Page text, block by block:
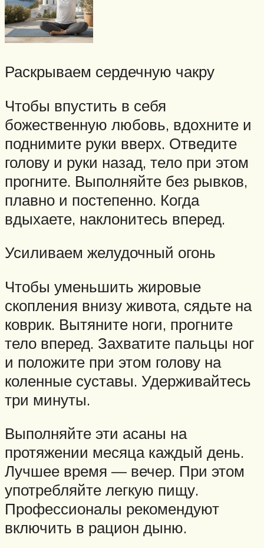
Раскрываем сердечную чакру
Чтобы впустить в себя
божественную любовь, вдохните и
поднимите руки вверх. Отведите
голову и руки назад, тело при этом
прогните. Выполняйте без рывков,
плавно и постепенно. Когда
вдыхаете, наклонитесь вперед.
Усиливаем желудочный огонь
Чтобы уменьшить жировые
скопления внизу живота, сядьте на
коврик. Вытяните ноги, прогните
тело вперед. Захватите пальцы ног
и положите при этом голову на
коленные суставы. Удерживайтесь
три минуты.
Выполняйте эти асаны на
протяжении месяца каждый день.
Лучшее время — вечер. При этом
употребляйте легкую пищу.
Профессионалы рекомендуют
включить в рацион дыню.